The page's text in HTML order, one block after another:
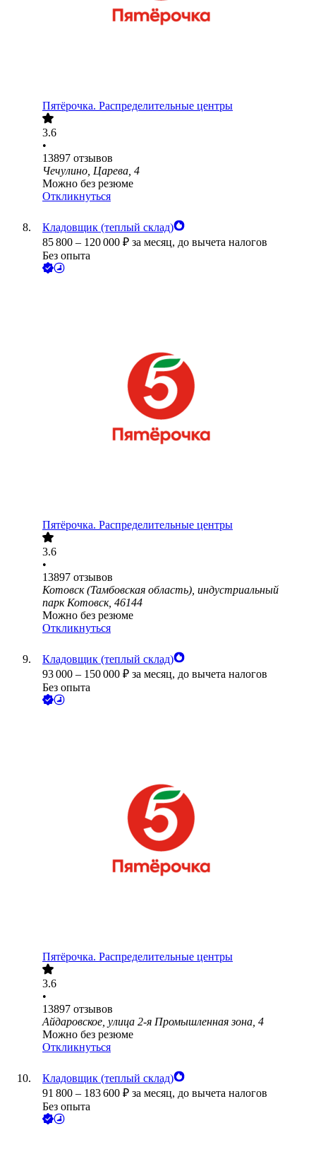
Пятёрочка. Распределительные центры
3.6
•
13897 отзывов
Чечулино, Царева, 4
Можно без резюме
Откликнуться
Кладовщик (теплый склад)
85 800 – 120 000 ₽ за месяц, до вычета налогов
Без опыта
Пятёрочка. Распределительные центры
3.6
•
13897 отзывов
Котовск (Тамбовская область), индустриальный
парк Котовск, 46144
Можно без резюме
Откликнуться
Кладовщик (теплый склад)
93 000 – 150 000 ₽ за месяц, до вычета налогов
Без опыта
Пятёрочка. Распределительные центры
3.6
•
13897 отзывов
Айдаровское, улица 2-я Промышленная зона, 4
Можно без резюме
Откликнуться
Кладовщик (теплый склад)
91 800 – 183 600 ₽ за месяц, до вычета налогов
Без опыта